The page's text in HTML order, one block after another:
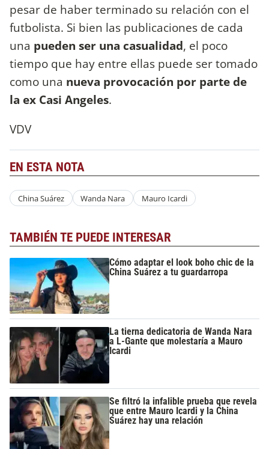
pesar de haber terminado su relación con el
futbolista. Si bien las publicaciones de cada
una pueden ser una casualidad, el poco
tiempo que hay entre ellas puede ser tomado
como una nueva provocación por parte de
la ex Casi Angeles.
VDV
EN ESTA NOTA
China Suárez Wanda Nara Mauro Icardi
TAMBIÉN TE PUEDE INTERESAR
Cómo adaptar el look boho chic de la
China Suárez a tu guardarropa
La tierna dedicatoria de Wanda Nara
a L-Gante que molestaría a Mauro
Icardi
Se filtró la infalible prueba que revela
que entre Mauro Icardi y la China
Suárez hay una relación